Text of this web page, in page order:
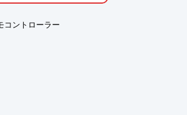
コントローラー